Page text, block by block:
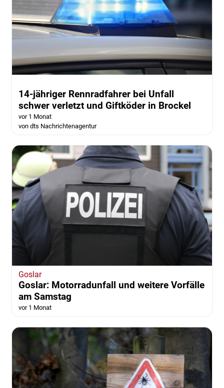
14-jähriger Rennradfahrer bei Unfall
schwer verletzt und Giftköder in Brockel
vor 1 Monat
von dts Nachrichtenagentur
Goslar
Goslar: Motorradunfall und weitere Vorfälle
am Samstag
vor 1 Monat